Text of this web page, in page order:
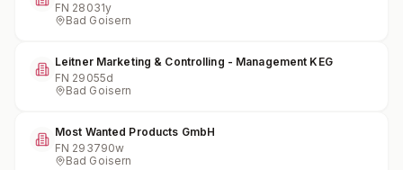
FN 28031y
Bad Goisern
Leitner Marketing & Controlling - Management KEG
FN 29055d
Bad Goisern
Most Wanted Products GmbH
FN 293790w
Bad Goisern